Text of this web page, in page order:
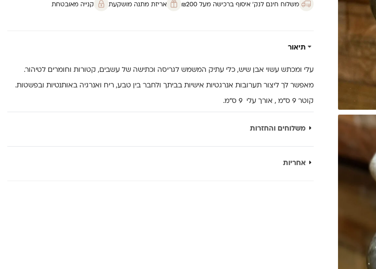
משלוח חינם לנק’ איסוף ברכישה מעל ₪200 אריזת מתנה מושקעת קנייה מאובטחת
תיאור
עלי ומכתש עשוי אבן שיש, כלי עתיק המשמש לגריסה וכתישה של עשבים, קטורות וחומרים לטיהור.
מאפשר לך ליצור תערובות אנרגטיות אישיות בביתך ולחבר בין טבע, ריח ואנרגיה באותנטיות ובפשטות.
קוטר 9 ס”מ , אורך עלי 9 ס”מ.
משלוחים והחזרות
אחריות